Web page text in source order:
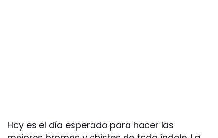
Hoy es el día esperado para hacer las